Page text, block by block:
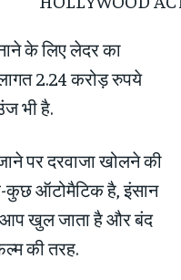
के लिए लेदर का
2.24 करोड़ रुपये
भी है.
पर दरवाजा खोलने की
कुछ ऑटोमैटिक है, इंसान
आप खुल जाता है और बंद
की तरह.